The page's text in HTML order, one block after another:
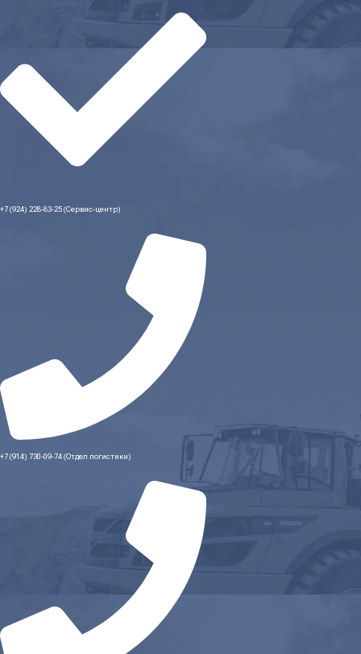
+7 (924) 228-83-25 (Сервис-центр)
+7 (914) 730-09-74 (Отдел логистики)